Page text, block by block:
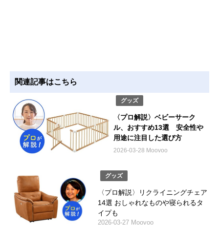
関連記事はこちら
グッズ
〈プロ解説〉ベビーサーク
ル、おすすめ13選 安全性や
用途に注目した選び方
2026-03-28 Moovoo
グッズ
〈プロ解説〉リクライニングチェア
14選 おしゃれなものや寝られるタ
イプも
2026-03-27 Moovoo